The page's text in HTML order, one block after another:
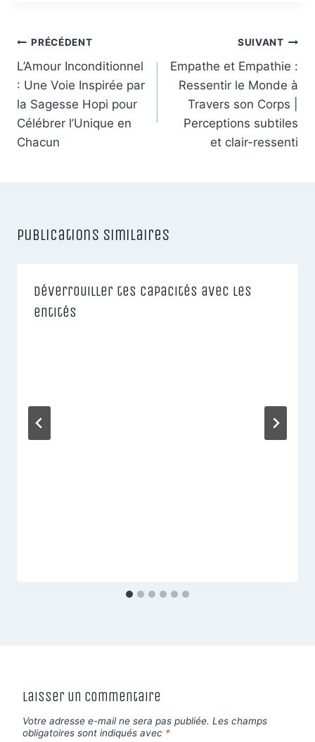
Navigation
de
l’article
PRÉCÉDENT
L’Amour Inconditionnel
: Une Voie Inspirée par
la Sagesse Hopi pour
Célébrer l’Unique en
Chacun
SUIVANT
Empathe et Empathie :
Ressentir le Monde à
Travers son Corps |
Perceptions subtiles
et clair-ressenti
Publications similaires
Déverrouiller tes capacités avec les
entités
Laisser un commentaire
Votre adresse e-mail ne sera pas publiée. Les champs
obligatoires sont indiqués avec *